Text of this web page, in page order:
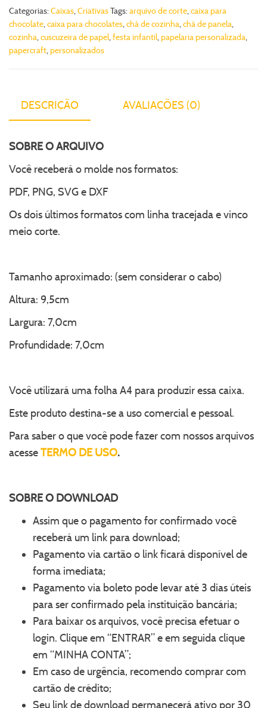
Categorias: Caixas CriativasTags: arquivo de corte caixa para
chocolate caixa para chocolates chá de cozinha chá de panela
cozinha cuscuzeira de papel festa infantil papelaria personalizada
papercraft personalizados
DESCRIÇÃO AVALIAÇÕES (0)
SOBRE O ARQUIVO
Você receberá o molde nos formatos:
PDF, PNG, SVG e DXF
Os dois últimos formatos com linha tracejada e vinco
meio corte.
Tamanho aproximado: (sem considerar o cabo)
Altura: 9,5cm
Largura: 7,0cm
Profundidade: 7,0cm
Você utilizará uma folha A4 para produzir essa caixa.
Este produto destina-se a uso comercial e pessoal.
Para saber o que você pode fazer com nossos arquivos
acesseTERMO DE USO.
SOBRE O DOWNLOAD
Assim que o pagamento for confirmado você
receberá um link para download;
Pagamento via cartão o link ficará disponível de
forma imediata;
Pagamento via boleto pode levar até 3 dias úteis
para ser confirmado pela instituição bancária;
Para baixar os arquivos, você precisa efetuar o
login. Clique em “ENTRAR” e em seguida clique
em “MINHA CONTA”;
Em caso de urgência, recomendo comprar com
cartão de crédito;
Seu link de download permanecerá ativo por 30